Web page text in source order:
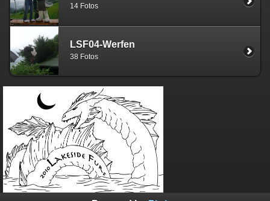
14 Fotos
LSF04-Werfen
38 Fotos